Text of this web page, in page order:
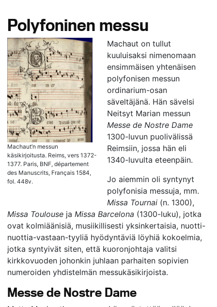
Polyfoninen messu
Machaut’n messun
käsikirjoitusta. Reims, vers 1372-
1377. Paris, BNF, département
des Manuscrits, Français 1584,
fol. 448v.
Machaut on tullut
kuuluisaksi nimenomaan
ensimmäisen yhtenäisen
polyfonisen messun
ordinarium-osan
säveltäjänä. Hän sävelsi
Neitsyt Marian messun
Messe de Nostre Dame
1300-luvun puolivälissä
Reimsiin, jossa hän eli
1340-luvulta eteenpäin.
Jo aiemmin oli syntynyt
polyfonisia messuja, mm.
Missa Tournai (n. 1300),
Missa Toulouse ja Missa Barcelona (1300-luku), jotka
ovat kolmiäänisiä, musiikillisesti yksinkertaisia, nuotti-
nuottia-vastaan-tyyliä hyödyntäviä löyhiä kokoelmia,
jotka syntyivät siten, että kuoronjohtaja valitsi
kirkkovuoden johonkin juhlaan parhaiten sopivien
numeroiden yhdistelmän messukäsikirjoista.
Messe de Nostre Dame